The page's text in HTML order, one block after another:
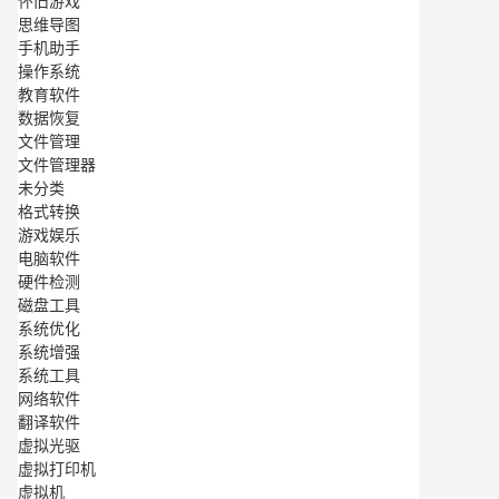
思维导图
手机助手
操作系统
教育软件
数据恢复
文件管理
文件管理器
未分类
格式转换
游戏娱乐
电脑软件
硬件检测
磁盘工具
系统优化
系统增强
系统工具
网络软件
翻译软件
虚拟光驱
虚拟打印机
虚拟机